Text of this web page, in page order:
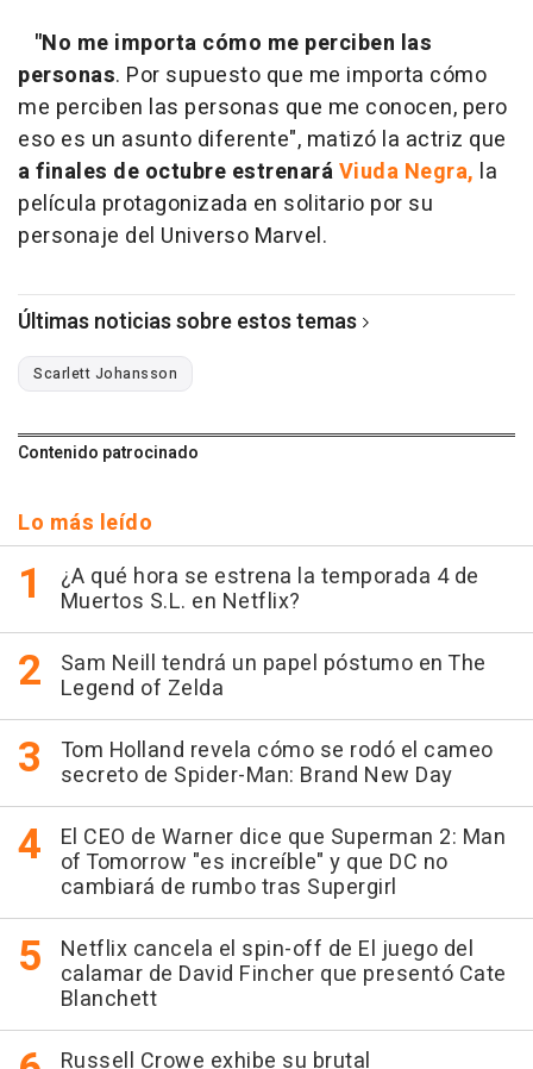
"No me importa cómo me perciben las
personas. Por supuesto que me importa cómo
me perciben las personas que me conocen, pero
eso es un asunto diferente", matizó la actriz que
a finales de octubre estrenaráViuda Negra, la
película protagonizada en solitario por su
personaje del Universo Marvel.
Últimas noticias sobre estos temas
Scarlett Johansson
Contenido patrocinado
Lo más leído
¿A qué hora se estrena la temporada 4 de
Muertos S.L. en Netflix?
Sam Neill tendrá un papel póstumo en The
Legend of Zelda
Tom Holland revela cómo se rodó el cameo
secreto de Spider-Man: Brand New Day
El CEO de Warner dice que Superman 2: Man
of Tomorrow "es increíble" y que DC no
cambiará de rumbo tras Supergirl
Netflix cancela el spin-off de El juego del
calamar de David Fincher que presentó Cate
Blanchett
Russell Crowe exhibe su brutal